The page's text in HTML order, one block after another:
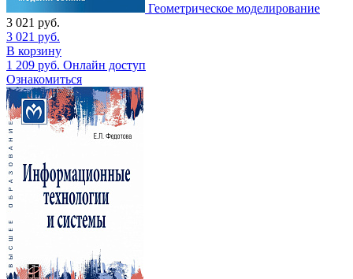
Геометрическое моделирование
3 021 руб.
3 021 руб.
В корзину
1 209 руб. Онлайн доступ
Ознакомиться